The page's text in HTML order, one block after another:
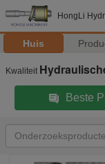
HongLi
Huis
Kwaliteit
Beste